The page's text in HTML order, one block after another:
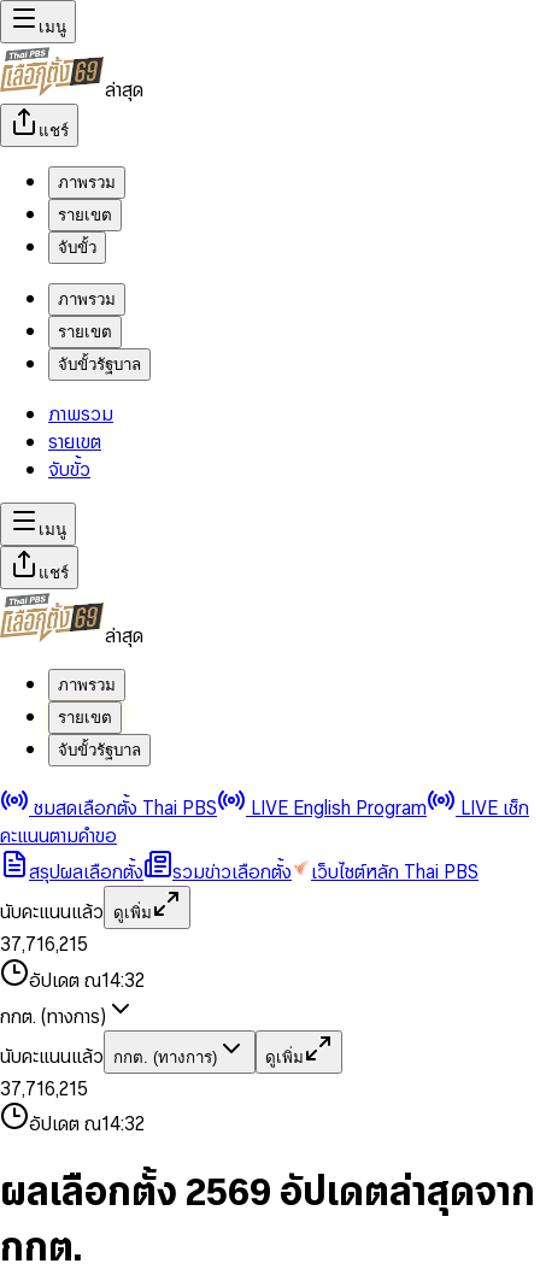
เมนู
ล่าสุด
แชร์
ภาพรวม
รายเขต
จับขั้ว
ภาพรวม
รายเขต
จับขั้วรัฐบาล
ภาพรวม
รายเขต
จับขั้ว
เมนู
แชร์
ล่าสุด
ภาพรวม
รายเขต
จับขั้วรัฐบาล
ชมสดเลือกตั้ง Thai PBS LIVE English Program
LIVE เช็ก
คะแนนตามคำขอ
สรุปผลเลือกตั้ง
รวมข่าวเลือกตั้ง
เว็บไซต์หลัก Thai PBS
นับคะแนนแล้ว
ดูเพิ่ม
0
1
2
3
4
5
6
8
9
0
1
2
3
4
5
6
7
8
9
,
0
1
2
4
6
7
8
9
0
1
2
3
4
5
6
7
8
9
0
1
3
5
6
7
8
9
,
1
2
4
5
7
8
9
0
1
3
4
6
7
8
9
0
2
3
4
5
7
8
อัปเดต ณ14:32
กกต. (ทางการ)
นับคะแนนแล้ว
กกต. (ทางการ) ดูเพิ่ม
0
1
2
3
4
5
7
8
0
1
2
4
5
6
7
8
9
,
0
1
2
4
6
7
8
9
0
1
2
3
5
6
8
9
0
1
3
5
6
7
8
,
1
2
4
6
7
9
0
1
3
5
6
8
9
0
2
3
4
5
7
9
อัปเดต ณ14:32
ผลเลือกตั้ง 2569 อัปเดตล่าสุดจาก
กกต.